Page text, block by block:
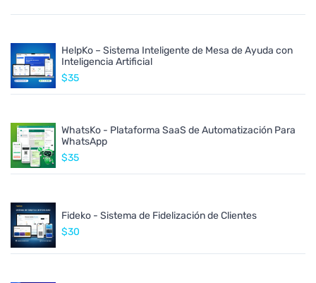
HelpKo – Sistema Inteligente de Mesa de Ayuda con
Inteligencia Artificial
$35
WhatsKo - Plataforma SaaS de Automatización Para
WhatsApp
$35
Fideko - Sistema de Fidelización de Clientes
$30